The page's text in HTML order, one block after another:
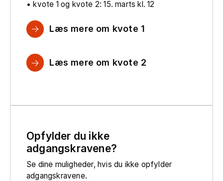
• kvote 1 og kvote 2: 15. marts kl. 12
Læs mere om kvote 1
Læs mere om kvote 2
Opfylder du ikke
adgangskravene?
Se dine muligheder, hvis du ikke opfylder
adgangskravene.